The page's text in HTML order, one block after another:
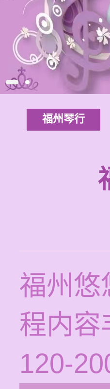
福州琴行
福州悠
程内容
120-